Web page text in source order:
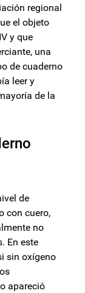
regional
el objeto
y que
una
de cuaderno
leer y
de la
de
con cuero,
no
En este
sin oxígeno
apareció